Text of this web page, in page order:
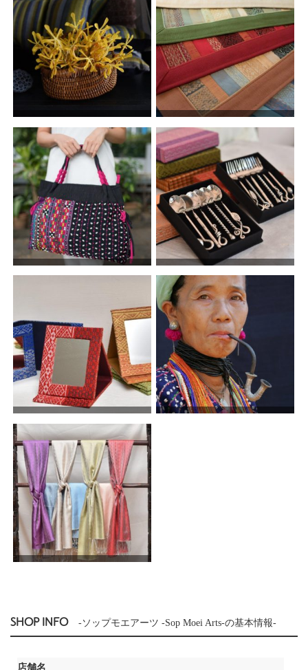
SHOP INFO -ソップモエアーツ -Sop Moei Arts-の基本情報-
店舗名